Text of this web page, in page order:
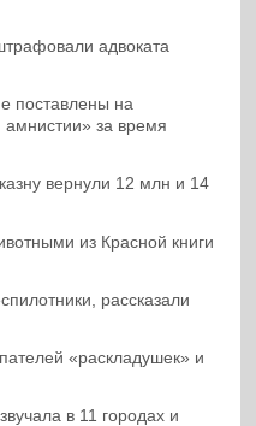
адвоката
поставлены на
амнистии» за время
вернули 12 млн и 14
из Красной книги
рассказали
«раскладушек» и
в 11 городах и